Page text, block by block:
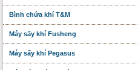
Bình chứa khí T&M
Máy sấy khí Fusheng
Máy sấy khí Pegasus